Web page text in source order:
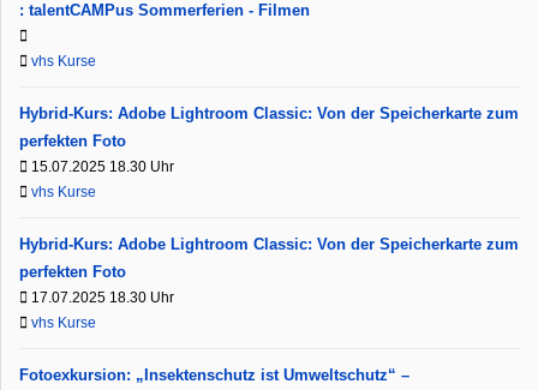
: talentCAMPus Sommerferien - Filmen
vhs Kurse
Hybrid-Kurs: Adobe Lightroom Classic: Von der Speicherkarte zum
perfekten Foto
15.07.2025 18.30 Uhr
vhs Kurse
Hybrid-Kurs: Adobe Lightroom Classic: Von der Speicherkarte zum
perfekten Foto
17.07.2025 18.30 Uhr
vhs Kurse
Fotoexkursion: „Insektenschutz ist Umweltschutz“ –